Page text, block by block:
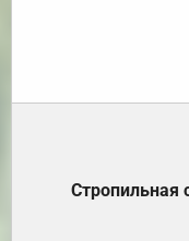
Стропильная